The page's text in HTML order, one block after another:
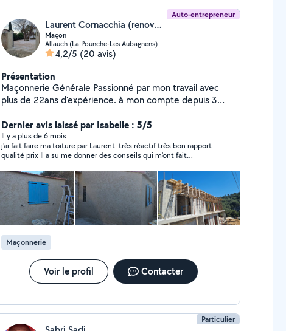
Auto-entrepreneur
Laurent Cornacchia (renovbati13)
Maçon
Allauch (La Pounche-Les Aubagnens)
4,2/5 (20 avis)
Présentation
Maçonnerie Générale Passionné par mon travail avec
plus de 22ans d'expérience. à mon compte depuis 3
spécialisé dans les pose et rénovations de toutes
types de toit -Maçonnerie générale neuf et rénovation
- construction de maison -Charpente Couverture -
Aménagement intérieur extérieur - Carrelage sol et
fayanse (tous type de carreaux) - terrassement -
piscine traditionnelle ou moderne - ravalement de
façades -placo -Etanchéité -Création et rénovation de
Salle de bain -Pose de douche à l'italienne -Création et
rénovation de Cuisine C'est avec plaisir que je vous
apporte mes compétences pour qu'ensemble nous
réalisons vos projets Conseil , Déplacement et Devis
Dernier avis laissé par Isabelle : 5/5
Il y a plus de 6 mois
j'ai fait faire ma toiture par Laurent. très réactif très bon rapport
qualité prix Il a su me donner des conseils qui m'ont fait
sérieu x et à l'écoute. je le recommande vivement.!!!!
Maçonnerie
Voir le profil Contacter
Particulier